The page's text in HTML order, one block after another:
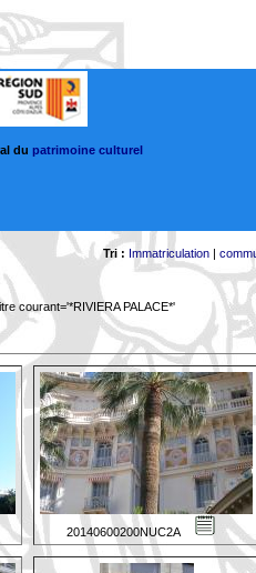
du patrimoine culturel
Tri : Immatriculation|
courant='*RIVIERA PALACE*'
20140600200NUC2A